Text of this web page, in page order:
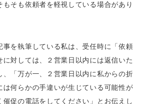
もそも依頼者を軽視している場合があり
事を執筆している私は、受任時に「依頼
に対しては、２営業日以内には返信いた
、「万が一、２営業日以内に私からの折
は何らかの手違いが生じている可能性が
催促の電話をしてください」とお伝えし